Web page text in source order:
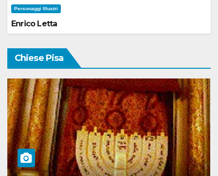
Personaggi Illustri
Enrico Letta
Chiese Pisa